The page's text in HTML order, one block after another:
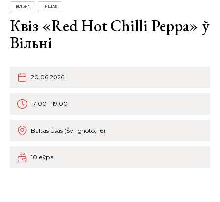
ВІЛЬНЯ ІНШАЕ
Квіз «Red Hot Chilli Peppa» ў
Вільні
20.06.2026
17:00 - 19:00
Baltas Ūsas (Šv. Ignoto, 16)
10 еўра